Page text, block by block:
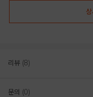
리뷰 (8)
문의 (0)